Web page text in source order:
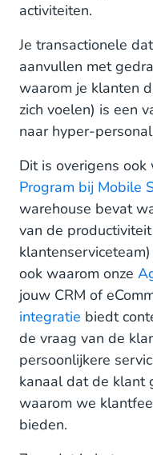
activiteiten.
Je transactionele
aanvullen met
waarom je klanten
zich voelen) is een
naar hyper-
Dit is overigens
Program bij Mobile
warehouse bevat
van de
ook waarom onze
jouw CRM of
integratie biedt
de vraag van de
persoonlijkere
kanaal dat de klant
waarom we
bieden.